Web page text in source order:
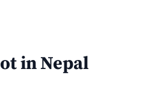
in Nepal